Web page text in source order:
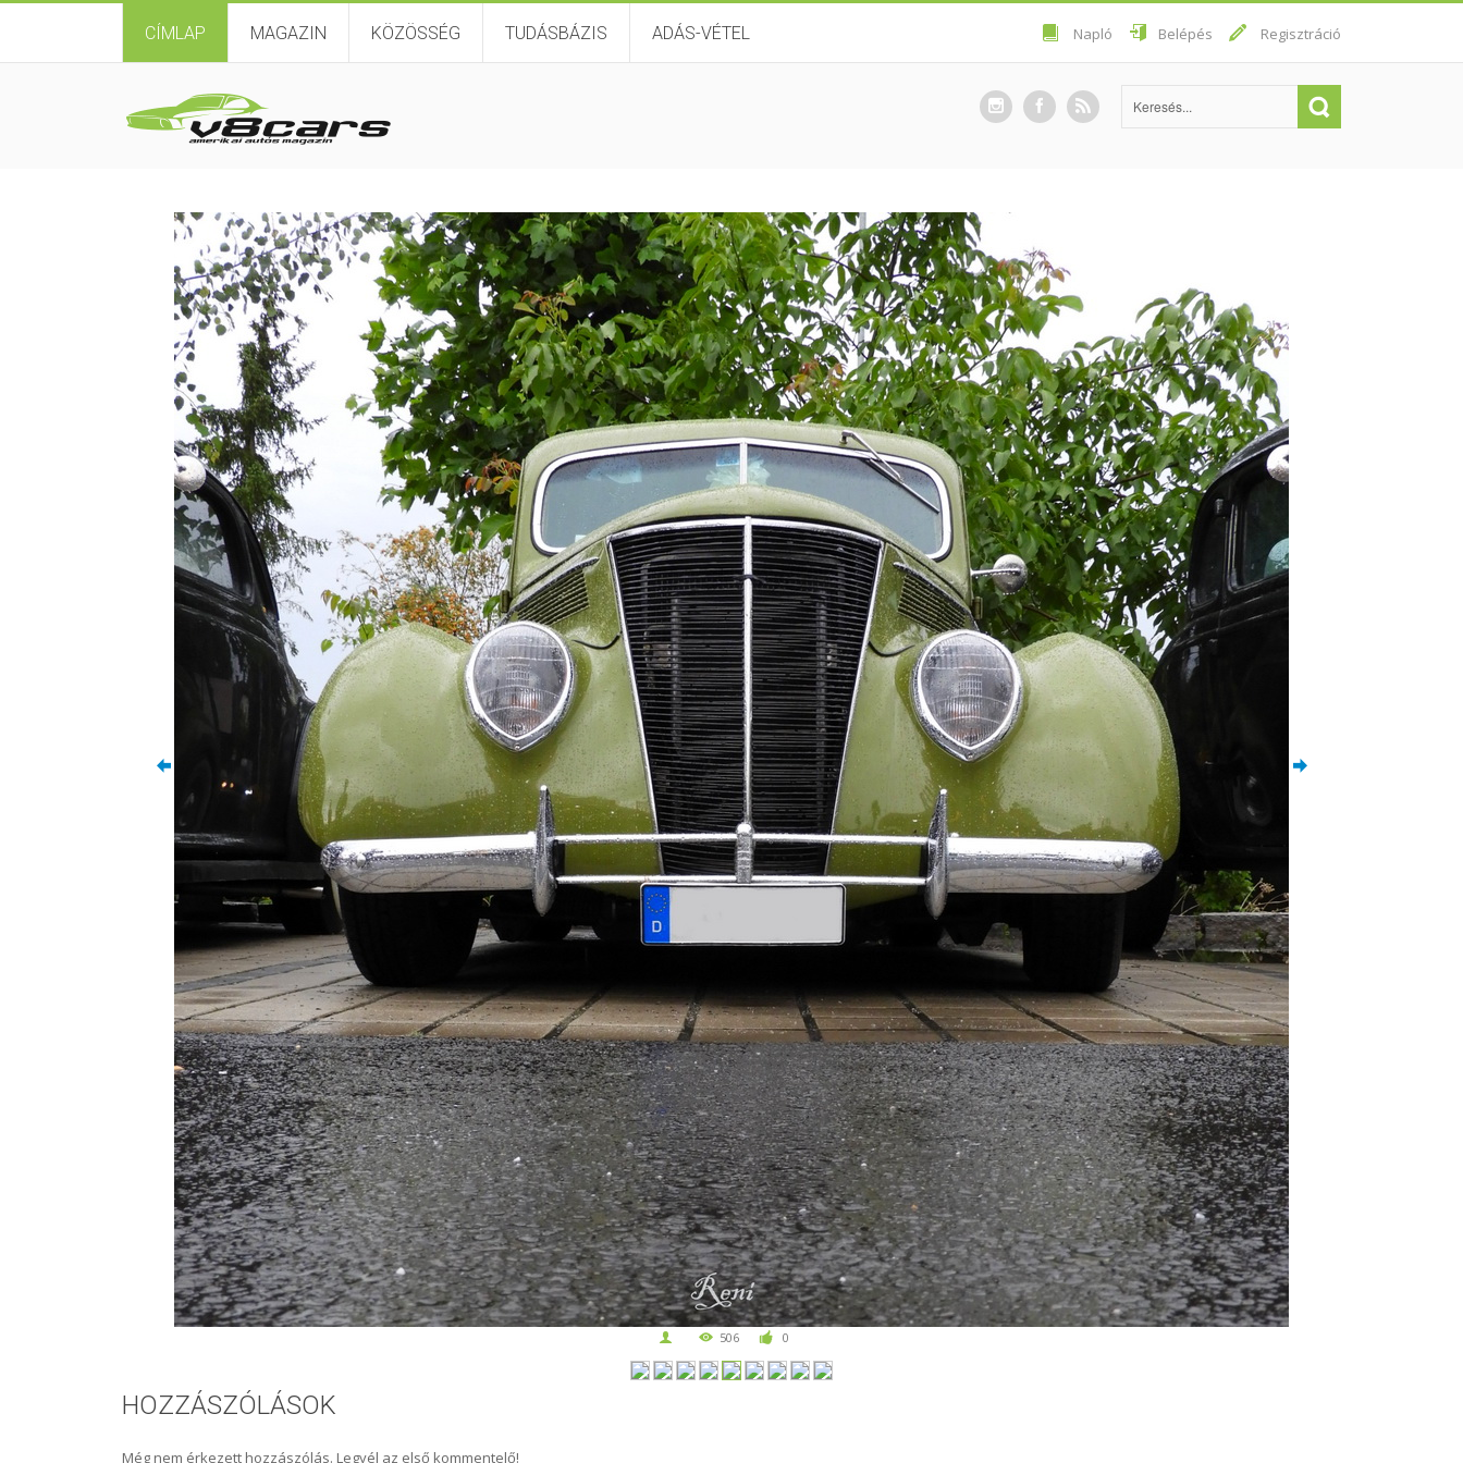
CÍMLAP MAGAZIN KÖZÖSSÉG TUDÁSBÁZIS ADÁS-VÉTEL Napló Belépés Regisztráció
506 0
HOZZÁSZÓLÁSOK
Még nem érkezett hozzászólás. Legyél az első kommentelő!